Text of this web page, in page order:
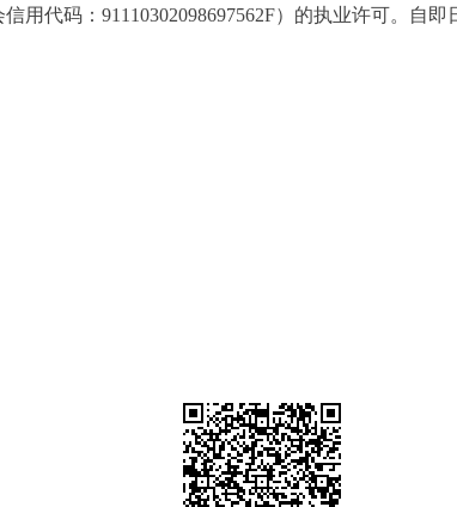
用代码：91110302098697562F）的执业许可。自